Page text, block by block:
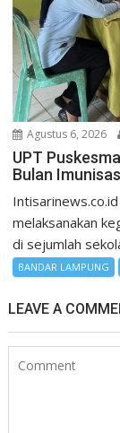
Agustus 6, 2026
UPT
Bulan
melaksanakan
di sejumlah
BANDAR LAMPUNG
LEAVE A